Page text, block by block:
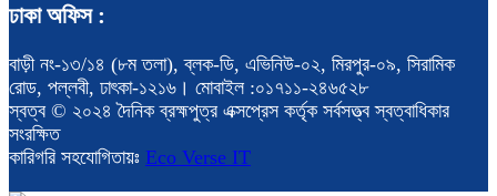
ঢাকা অফিস :
বাড়ী নং-১৩/১৪ (৮ম তলা), ব্লক-ডি, এভিনিউ-০২, মিরপুর-০৯, সিরামিক
রোড, পল্লবী, ঢাৎকা-১২১৬। মোবাইল :০১৭১১-২৪৬৫২৮
স্বত্ব © ২০২৪ দৈনিক ব্রহ্মপুত্র এক্সপ্রেস কর্তৃক সর্বসত্ত্ব স্বত্বাধিকার
সংরক্ষিত
কারিগরি সহযোগিতায়ঃ Eco Verse IT